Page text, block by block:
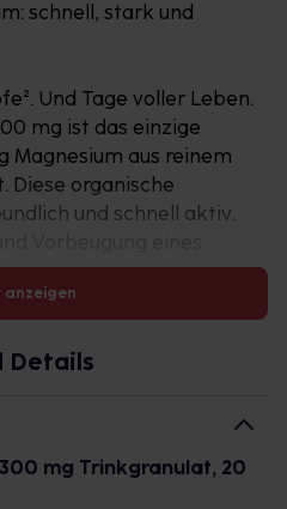
schnell, stark und
Und Tage voller Leben.
mg ist das einzige
Magnesium aus reinem
Diese organische
und schnell aktiv.
Als Zeichen eines
unter anderem
in Wasser, Tee oder
anzeigen
Details
mg Trinkgranulat, 20